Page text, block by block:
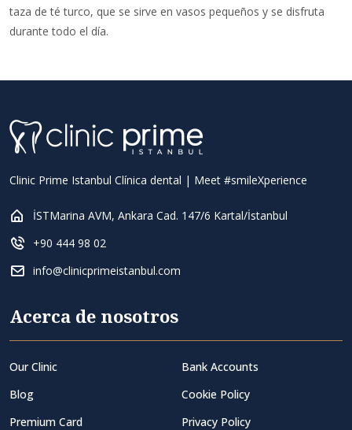
taza de té turco, que se sirve en vasos pequeños y se disfruta
durante todo el día.
Clinic Prime Istanbul Clínica dental | Meet #smileXperience
İSTMarina AVM, Ankara Cad. 147/6 Kartal/İstanbul
+90 444 98 02
info@clinicprimeistanbul.com
Acerca de nosotros
Our Clinic
Blog
Premium Card
Bank Accounts
Cookie Policy
Privacy Policy